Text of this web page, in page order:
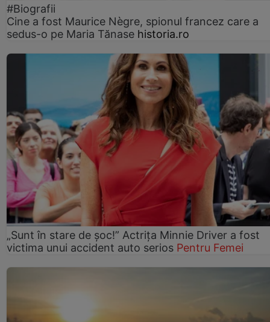
#Biografii
Cine a fost Maurice Nègre, spionul francez care a
sedus-o pe Maria Tănase historia.ro
„Sunt în stare de șoc!” Actrița Minnie Driver a fost
victima unui accident auto serios Pentru Femei